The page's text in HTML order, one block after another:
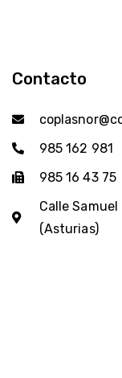
Contacto
985 162 981
985 16 43 75
Calle Samuel
(Asturias)